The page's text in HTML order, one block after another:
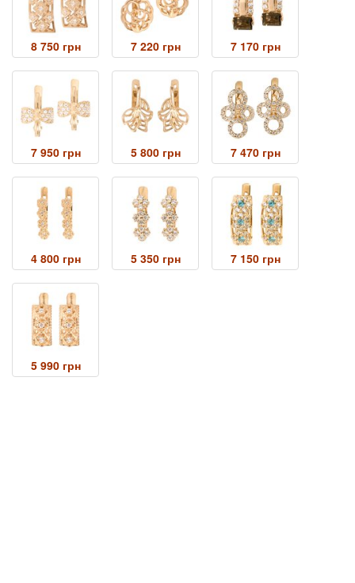
8 750 грн 7 220 грн 7 170 грн
7 950 грн 5 800 грн 7 470 грн
4 800 грн 5 350 грн 7 150 грн
5 990 грн